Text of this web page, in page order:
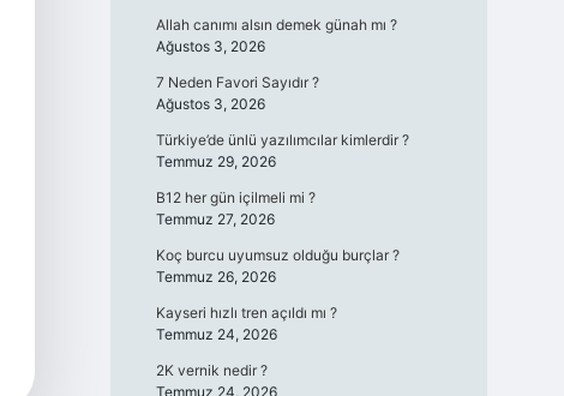
Allah canımı alsın demek günah mı ?
Ağustos 3, 2026
7 Neden Favori Sayıdır ?
Ağustos 3, 2026
Türkiye’de ünlü yazılımcılar kimlerdir ?
Temmuz 29, 2026
B12 her gün içilmeli mi ?
Temmuz 27, 2026
Koç burcu uyumsuz olduğu burçlar ?
Temmuz 26, 2026
Kayseri hızlı tren açıldı mı ?
Temmuz 24, 2026
2K vernik nedir ?
Temmuz 24, 2026